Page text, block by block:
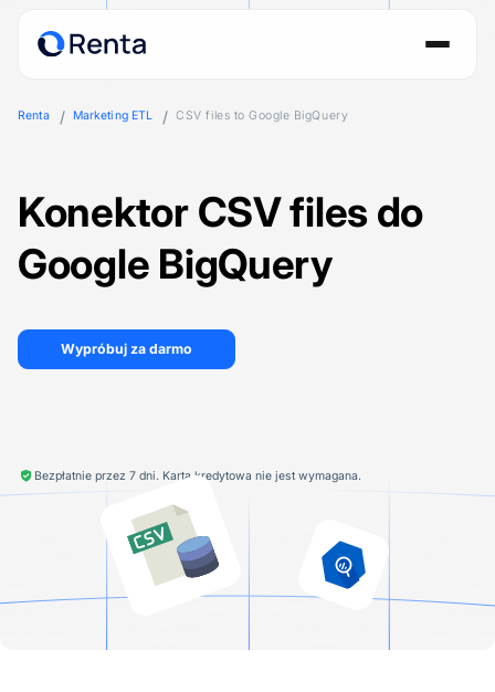
Renta Marketing ETL CSV files to Google BigQuery
Konektor CSV files do
Google BigQuery
Wypróbuj za darmo
Bezpłatnie przez 7 dni. Karta kredytowa nie jest wymagana.